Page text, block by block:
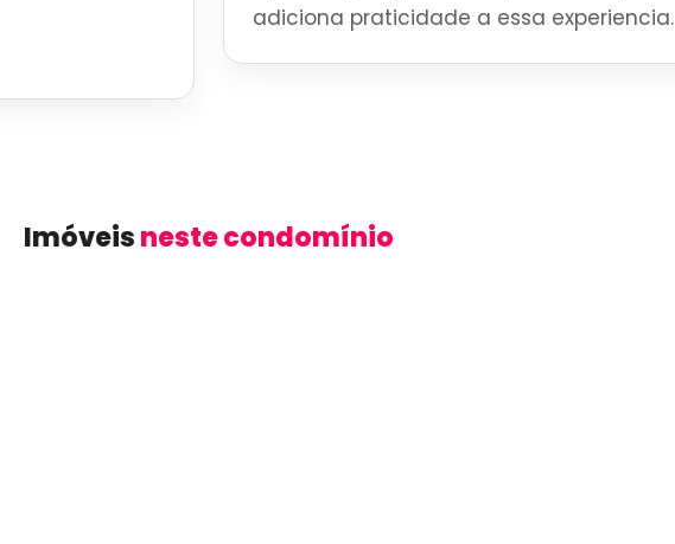
adiciona praticidade a essa experiencia.
Imóveisneste condomínio